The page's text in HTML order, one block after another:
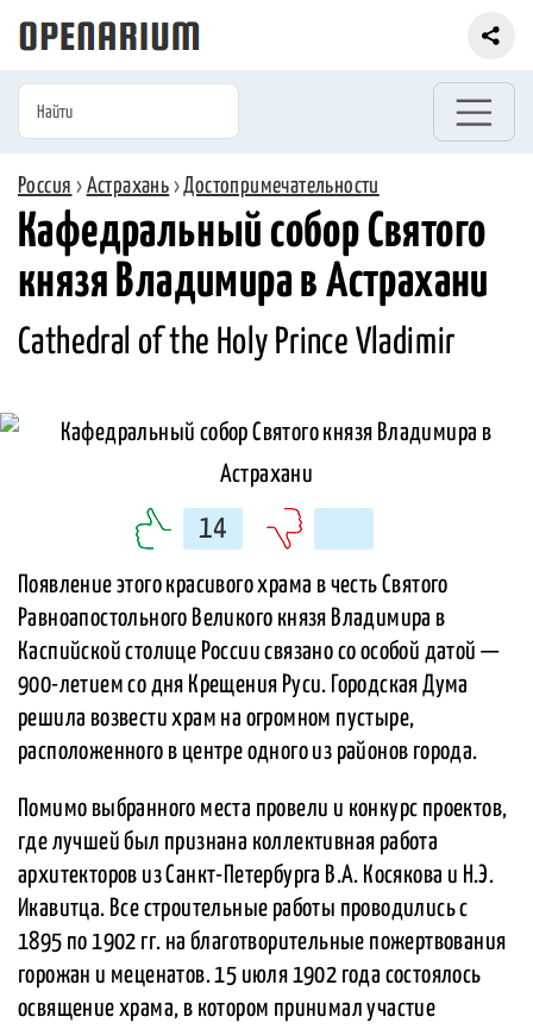
Россия › Астрахань ›Достопримечательности
Кафедральный собор Святого
князя Владимира в Астрахани
Cathedral of the Holy Prince Vladimir
14
Появление этого красивого храма в честь Святого
Равноапостольного Великого князя Владимира в
Каспийской столице России связано со особой датой —
900-летием со дня Крещения Руси. Городская Дума
решила возвести храм на огромном пустыре,
расположенного в центре одного из районов города.
Помимо выбранного места провели и конкурс проектов,
где лучшей был признана коллективная работа
архитекторов из Санкт-Петербурга В.А. Косякова и Н.Э.
Икавитца. Все строительные работы проводились с
1895 по 1902 гг. на благотворительные пожертвования
горожан и меценатов. 15 июля 1902 года состоялось
освящение храма, в котором принимал участие